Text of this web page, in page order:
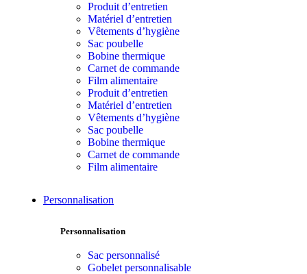
Produit d’entretien
Matériel d’entretien
Vêtements d’hygiène
Sac poubelle
Bobine thermique
Carnet de commande
Film alimentaire
Produit d’entretien
Matériel d’entretien
Vêtements d’hygiène
Sac poubelle
Bobine thermique
Carnet de commande
Film alimentaire
Personnalisation
Personnalisation
Sac personnalisé
Gobelet personnalisable